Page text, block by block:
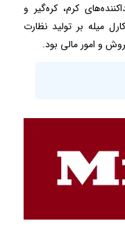
کرم، کره‌گیر و
میله بر تولید نظارت
و امور مالی بود.